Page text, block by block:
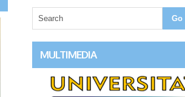
MULTIMEDIA